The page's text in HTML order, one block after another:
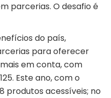
parcerias. O desafio é
do país,
para oferecer
em conta, com
Este ano, com o
produtos acessíveis; no